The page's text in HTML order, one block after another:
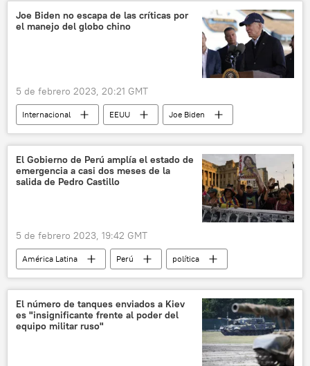
OTAN
Finlandia
EEUU
Joe Biden no escapa de las críticas por
el manejo del globo chino
5 de febrero 2023, 20:21 GMT
Internacional EEUU
Joe Biden
política
China
El Gobierno de Perú amplía el estado de
emergencia a casi dos meses de la
salida de Pedro Castillo
5 de febrero 2023, 19:42 GMT
América Latina Perú política
El número de tanques enviados a Kiev
es "insignificante frente al poder del
equipo militar ruso"